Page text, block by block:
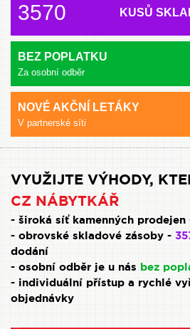
3570 KUSŮ
BEZ POPLATKU
Za osobní odběr
NOVÉ AKČNÍ LETÁKY
V partnerské síti
VYUŽIJTE VÝHODY,
CZ NÁBYTKÁŘ
- široká síť kamenných prodejen
- obrovské skladové zásoby -
dodání
- osobní odběr je u nás bez
- individuální přístup a rychlé
objednávky